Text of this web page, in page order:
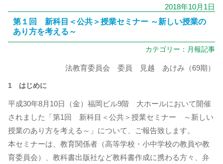
2018年10月1日
第１回 新科目＜公共＞授業セミナー ～新しい授業の
あり方を考える～
カテゴリー： 月報記事
法教育委員会 委員 見越 あけみ（69期）
1 はじめに
平成30年8月10日（金）福岡ビル9階 大ホールにおいて開催
されました「第1回 新科目＜公共＞授業セミナー ～新しい
授業のあり方を考える～」について、ご報告致します。
本セミナーは、教育関係者（高等学校・小中学校の教員や教
育委員会）、教科書出版社など教科書作成に携わる方々、弁